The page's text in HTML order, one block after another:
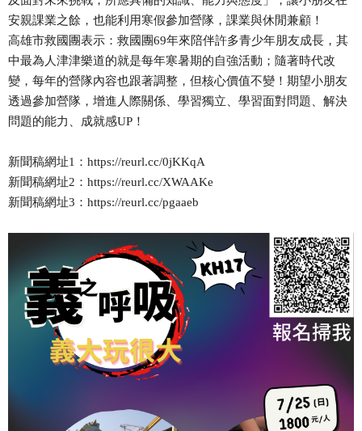
安親課業之餘，也能利用寒假參加營隊，課業與休閒兼顧！
高雄市救國團表示：救國團69年來陪伴許多青少年朋友成長，其
中最為人津津樂道的就是每年寒暑期的自強活動；隨著時代改
變，每年的營隊內容也跟著調整，但核心價值不變！期望小朋友
透過參加營隊，增進人際關係、學習獨立、學習面對問題、解決
問題的能力、成就感UP！
新聞稿網址1：https://reurl.cc/0jKKqA
新聞稿網址2：https://reurl.cc/XWAAKe
新聞稿網址3：https://reurl.cc/pgaaeb